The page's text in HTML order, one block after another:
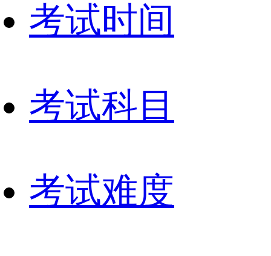
考试时间
考试科目
考试难度